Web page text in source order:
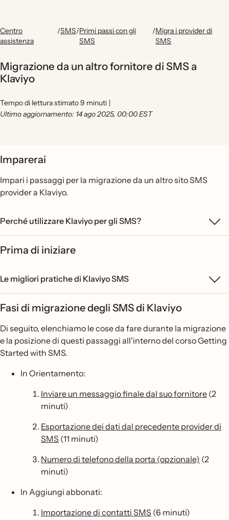
Centro
assistenza
/SMS/Primi passi con gli
SMS
/Migra i provider di
SMS
Migrazione da un altro fornitore di SMS a
Klaviyo
Tempo di lettura stimato 9 minuti |
Ultimo aggiornamento: 14 ago 2025, 00:00 EST
Imparerai
Impari i passaggi per la migrazione da un altro sito SMS
provider a Klaviyo.
Perché utilizzare Klaviyo per gli SMS?
Prima di iniziare
Le migliori pratiche di Klaviyo SMS
Fasi di migrazione degli SMS di Klaviyo
Di seguito, elenchiamo le cose da fare durante la migrazione
e la posizione di questi passaggi all'interno del corso Getting
Started with SMS.
In Orientamento:
Inviare un messaggio finale dal suo fornitore (2
minuti)
Esportazione dei dati dal precedente provider di
SMS (11 minuti)
Numero di telefono della porta (opzionale) (2
minuti)
In Aggiungi abbonati:
Importazione di contatti SMS (6 minuti)